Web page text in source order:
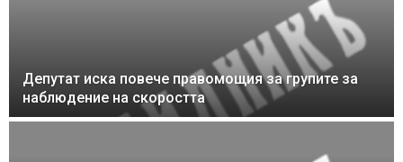
Депутат иска повече правомощия за групите за
наблюдение на скоростта